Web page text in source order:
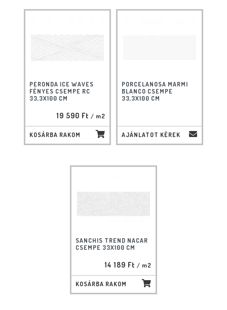
PERONDA ICE WAVES
FÉNYES CSEMPE RC
33,3X100 CM
19 590 Ft / m2
KOSÁRBA RAKOM
PORCELANOSA MARMI
BLANCO CSEMPE
33,3X100 CM
AJÁNLATOT KÉREK
SANCHIS TREND NACAR
CSEMPE 33X100 CM
14 189 Ft / m2
KOSÁRBA RAKOM